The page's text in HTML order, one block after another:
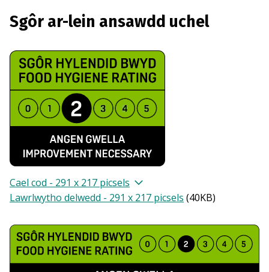
Sgôr ar-lein ansawdd uchel
Cael cod - 291 x 217 picsels
Lawrlwytho delwedd - 291 x 217 picsels (40KB)